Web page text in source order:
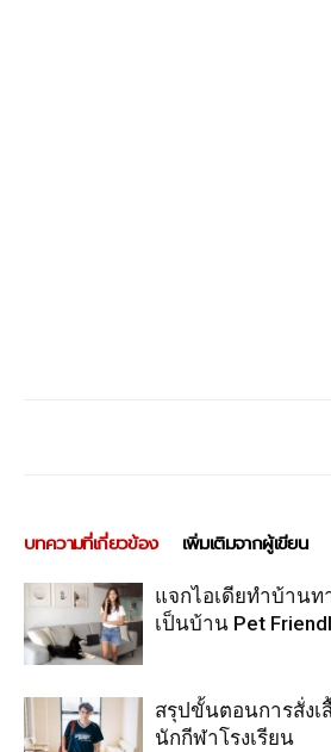
บทความที่เกี่ยวข้อง เพิ่มเติมจากผู้เขียน
แจกไอเดียทำบ้านท
เป็นบ้าน Pet
สรุปขั้นตอนการสั่ง
นักกีฬาโรงเรียน